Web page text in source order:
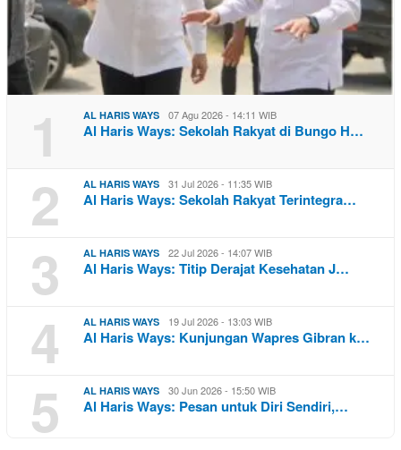
1 AL HARIS WAYS 07 Agu 2026 - 14:11 WIB
Al Haris Ways: Sekolah Rakyat di Bungo H…
2 AL HARIS WAYS 31 Jul 2026 - 11:35 WIB
Al Haris Ways: Sekolah Rakyat Terintegra…
3 AL HARIS WAYS 22 Jul 2026 - 14:07 WIB
Al Haris Ways: Titip Derajat Kesehatan J…
4 AL HARIS WAYS 19 Jul 2026 - 13:03 WIB
Al Haris Ways: Kunjungan Wapres Gibran k…
5 AL HARIS WAYS 30 Jun 2026 - 15:50 WIB
Al Haris Ways: Pesan untuk Diri Sendiri,…